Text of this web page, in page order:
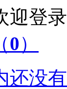
迎登
（0）
还没